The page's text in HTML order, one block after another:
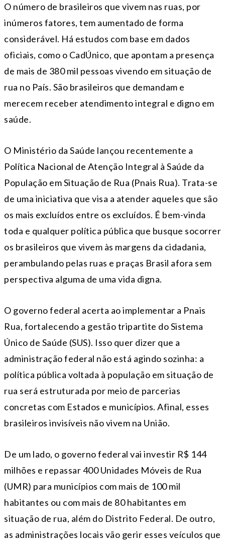
O número de brasileiros que vivem nas ruas, por
inúmeros fatores, tem aumentado de forma
considerável. Há estudos com base em dados
oficiais, como o CadÚnico, que apontam a presença
de mais de 380 mil pessoas vivendo em situação de
rua no País. São brasileiros que demandam e
merecem receber atendimento integral e digno em
saúde.
O Ministério da Saúde lançou recentemente a
Política Nacional de Atenção Integral à Saúde da
População em Situação de Rua (Pnais Rua). Trata-se
de uma iniciativa que visa a atender aqueles que são
os mais excluídos entre os excluídos. É bem-vinda
toda e qualquer política pública que busque socorrer
os brasileiros que vivem às margens da cidadania,
perambulando pelas ruas e praças Brasil afora sem
perspectiva alguma de uma vida digna.
O governo federal acerta ao implementar a Pnais
Rua, fortalecendo a gestão tripartite do Sistema
Único de Saúde (SUS). Isso quer dizer que a
administração federal não está agindo sozinha: a
política pública voltada à população em situação de
rua será estruturada por meio de parcerias
concretas com Estados e municípios. Afinal, esses
brasileiros invisíveis não vivem na União.
De um lado, o governo federal vai investir R$ 144
milhões e repassar 400 Unidades Móveis de Rua
(UMR) para municípios com mais de 100 mil
habitantes ou com mais de 80 habitantes em
situação de rua, além do Distrito Federal. De outro,
as administrações locais vão gerir esses veículos que